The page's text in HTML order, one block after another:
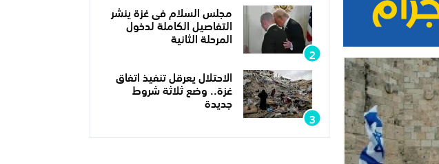
مجلس السلام فى غزة ينشر
التفاصيل الكاملة لدخول
المرحلة الثانية
الاحتلال يعرقل تنفيذ اتفاق
غزة.. وضع ثلاثة شروط
جديدة